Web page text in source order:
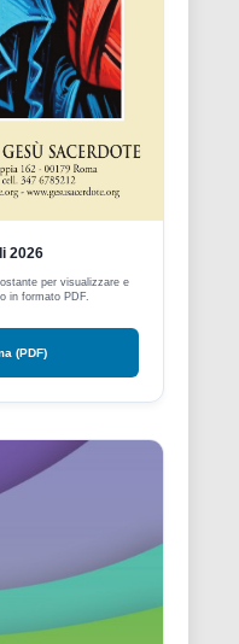
2026
per visualizzare e
in formato PDF.
(PDF)